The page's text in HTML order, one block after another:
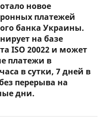
новое
платежей
банка Украины.
на базе
ISO 20022 и может
платежи в
в сутки, 7 дней в
перерыва на
дни.